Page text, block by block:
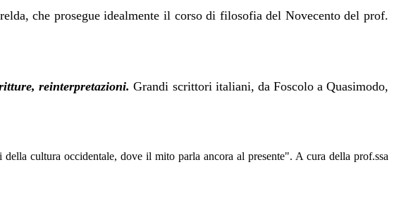
che prosegue idealmente il corso di filosofia del Novecento del prof.
reinterpretazioni.Grandi scrittori italiani, da Foscolo a Quasimodo,
cultura occidentale, dove il mito parla ancora al presente". A cura della prof.ssa